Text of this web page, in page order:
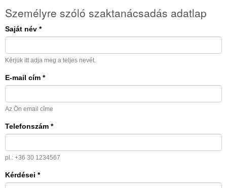
Személyre szóló szaktanácsadás adatlap
Saját név *
Kérjük itt adja meg a teljes nevét.
E-mail cím *
Az Ön email címe
Telefonszám *
pl.: +36 30 1234567
Kérdései *